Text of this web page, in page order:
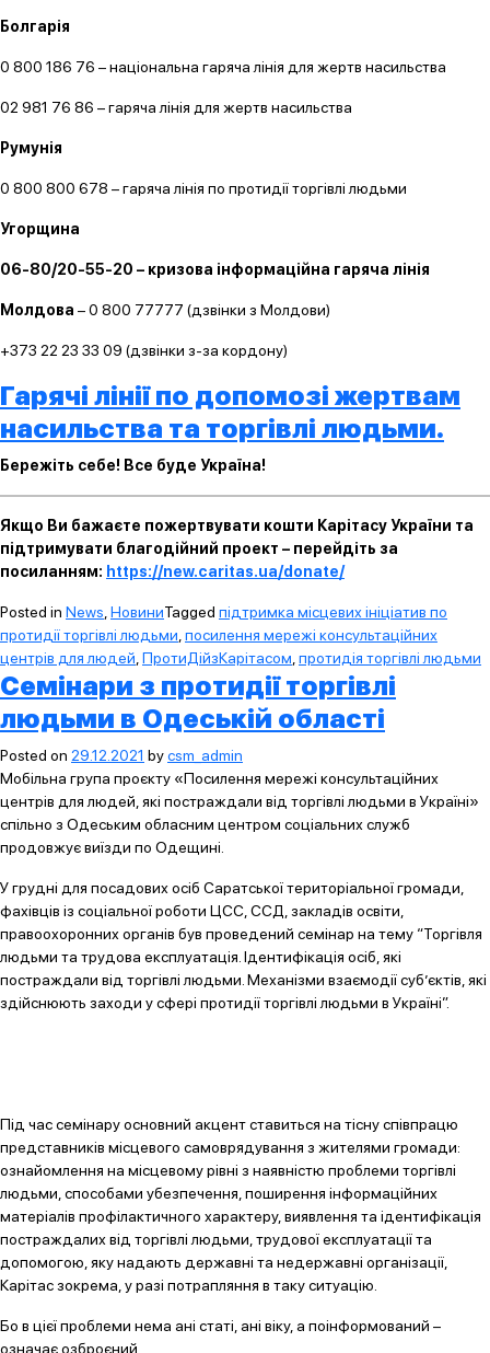
Болгарія
0 800 186 76 – національна гаряча лінія для жертв насильства
02 981 76 86 – гаряча лінія для жертв насильства
Румунія
0 800 800 678 – гаряча лінія по протидії торгівлі людьми
Угорщина
06-80/20-55-20 – кризова інформаційна гаряча лінія
Молдова – 0 800 77777 (дзвінки з Молдови)
+373 22 23 33 09 (дзвінки з-за кордону)
Гарячі лінії по допомозі жертвам
насильства та торгівлі людьми.
Бережіть себе! Все буде Україна!
Якщо Ви бажаєте пожертвувати кошти Карітасу України та
підтримувати благодійний проект – перейдіть за
посиланням: https://new.caritas.ua/donate/
Posted in News НовиниTagged підтримка місцевих ініціатив по
протидії торгівлі людьми посилення мережі консультаційних
центрів для людей ПротиДійзКарітасом протидія торгівлі людьми
Семінари з протидії торгівлі
людьми в Одеській області
Posted on 29.12.2021 bycsm_admin
Мобільна група проєкту «Посилення мережі консультаційних
центрів для людей, які постраждали від торгівлі людьми в Україні»
спільно з Одеським обласним центром соціальних служб
продовжує виїзди по Одещині.
У грудні для посадових осіб Саратської територіальної громади,
фахівців із соціальної роботи ЦСС, ССД, закладів освіти,
правоохоронних органів був проведений семінар на тему “Торгівля
людьми та трудова експлуатація. Ідентифікація осіб, які
постраждали від торгівлі людьми. Механізми взаємодії суб’єктів, які
здійснюють заходи у сфері протидії торгівлі людьми в Україні”.
Під час семінару основний акцент ставиться на тісну співпрацю
представників місцевого самоврядування з жителями громади:
ознайомлення на місцевому рівні з наявністю проблеми торгівлі
людьми, способами убезпечення, поширення інформаційних
матеріалів профілактичного характеру, виявлення та ідентифікація
постраждалих від торгівлі людьми, трудової експлуатації та
допомогою, яку надають державні та недержавні організації,
Карітас зокрема, у разі потрапляння в таку ситуацію.
Бо в цієї проблеми нема ані статі, ані віку, а поінформований –
означає озброєний.